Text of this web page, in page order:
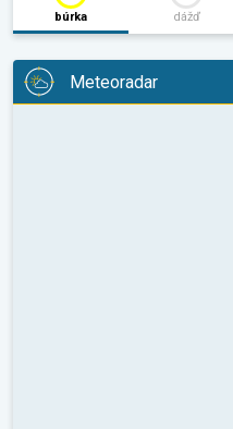
búrka dážď
Meteoradar